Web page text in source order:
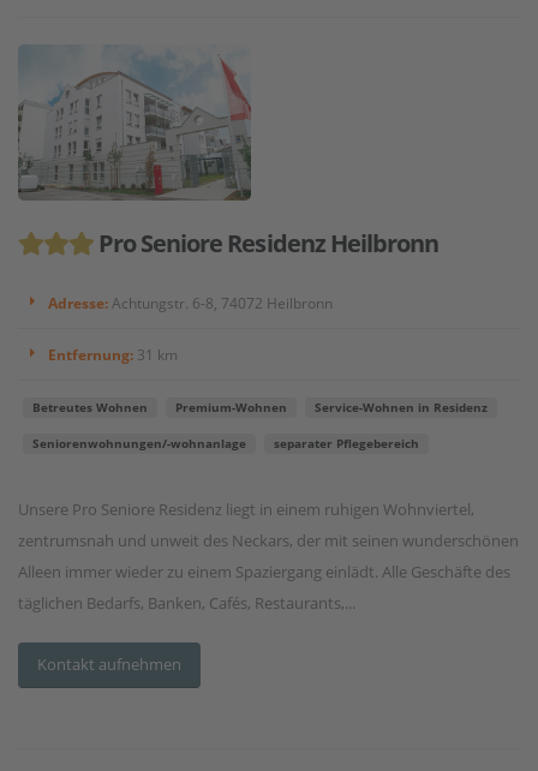
Pro Seniore Residenz Heilbronn
Adresse: Achtungstr. 6-8, 74072 Heilbronn
Entfernung: 31 km
Betreutes Wohnen Premium-Wohnen Service-Wohnen in Residenz
Seniorenwohnungen/-wohnanlage separater Pflegebereich
Unsere Pro Seniore Residenz liegt in einem ruhigen Wohnviertel,
zentrumsnah und unweit des Neckars, der mit seinen wunderschönen
Alleen immer wieder zu einem Spaziergang einlädt. Alle Geschäfte des
täglichen Bedarfs, Banken, Cafés, Restaurants,...
Kontakt aufnehmen